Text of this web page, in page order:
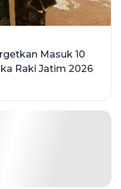
Masuk 10
Raki Jatim 2026